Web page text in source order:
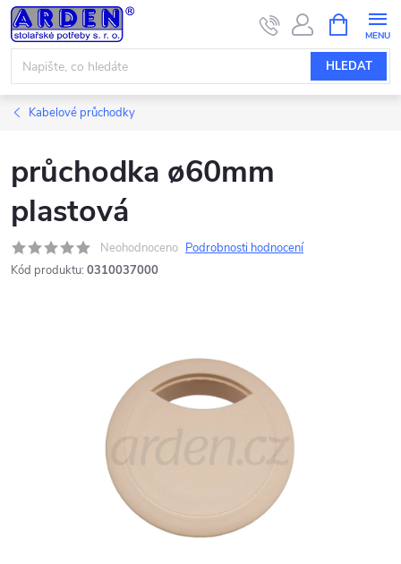
Přejít
na
obsah
HLEDAT
NÁKUPNÍ
KOŠÍK
Kabelové průchodky
průchodka ø60mm
plastová
Neohodnoceno Podrobnosti hodnocení
Kód produktu: 0310037000